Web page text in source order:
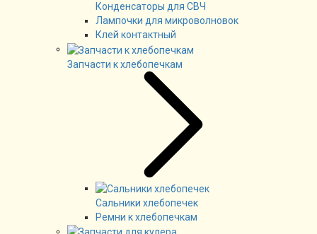
Конденсаторы для СВЧ
Лампочки для микроволновок
Клей контактный
Запчасти к хлебопечкам
Сальники хлебопечек
Ремни к хлебопечкам